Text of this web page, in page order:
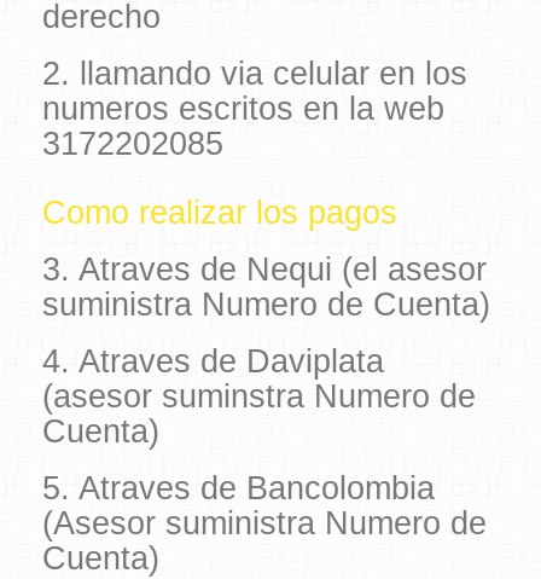
derecho
2. llamando via celular en los
numeros escritos en la web
3172202085
Como realizar los pagos
3. Atraves de Nequi (el asesor
suministra Numero de Cuenta)
4. Atraves de Daviplata
(asesor suminstra Numero de
Cuenta)
5. Atraves de Bancolombia
(Asesor suministra Numero de
Cuenta)